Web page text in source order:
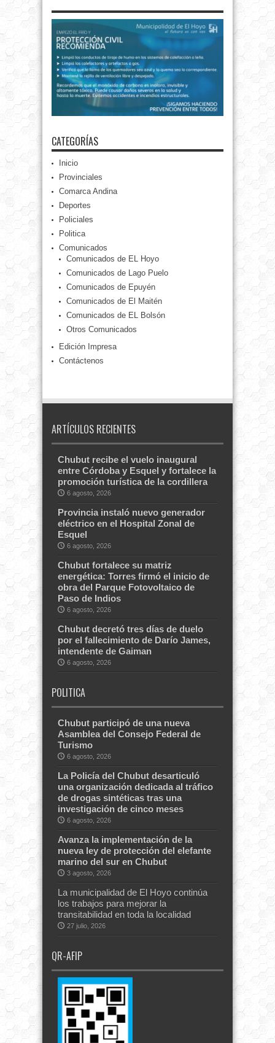
CATEGORÍAS
Inicio
Provinciales
Comarca Andina
Deportes
Policiales
Politica
Comunicados
Comunicados de EL Hoyo
Comunicados de Lago Puelo
Comunicados de Epuyén
Comunicados de El Maitén
Comunicados de EL Bolsón
Otros Comunicados
Edición Impresa
Contáctenos
ARTÍCULOS RECIENTES
Chubut recibe el vuelo inaugural
entre Córdoba y Esquel y fortalece la
promoción turística de la cordillera
6 agosto, 2026
Provincia instaló nuevo generador
eléctrico en el Hospital Zonal de
Esquel
6 agosto, 2026
Chubut fortalece su matriz
energética: Torres firmó el inicio de
obra del Parque Fotovoltaico de
Paso de Indios
6 agosto, 2026
Chubut decretó tres días de duelo
por el fallecimiento de Darío James,
intendente de Gaiman
6 agosto, 2026
POLITICA
Chubut participó de una nueva
Asamblea del Consejo Federal de
Turismo
6 agosto, 2026
La Policía del Chubut desarticuló
una organización dedicada al tráfico
de drogas sintéticas tras una
investigación de cinco meses
6 agosto, 2026
Avanza la implementación de la
nueva ley de protección del elefante
marino del sur en Chubut
3 agosto, 2026
La municipalidad de El Hoyo continúa
los trabajos para mejorar la
transitabilidad en toda la localidad
27 julio, 2026
QR-AFIP